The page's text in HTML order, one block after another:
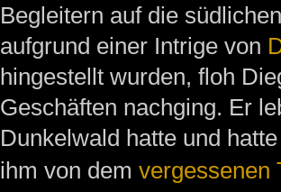
Begleitern auf die
aufgrund einer Intrige von
hingestellt wurden, floh
Geschäften nachging. Er
Dunkelwald hatte und
ihm von dem vergessenen